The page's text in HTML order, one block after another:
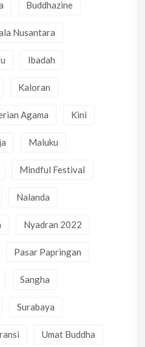
Buddhazine
Nusantara
Ibadah
Kaloran
Agama Kini
Maluku
Mindful Festival
Nalanda
Nyadran 2022
Pasar Papringan
Sangha
Surabaya
Umat Buddha